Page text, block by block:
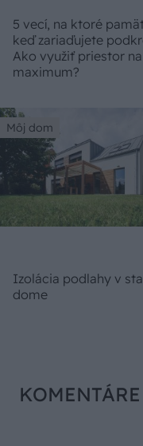
5 vecí, na ktoré pamätať,
keď zariaďujete
Ako využiť priestor na
maximum?
Môj dom
Izolácia podlahy v
dome
KOMENTÁRE